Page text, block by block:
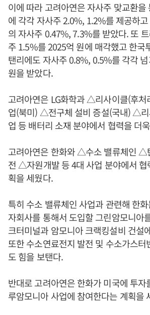
이에 따라 고려아연은 자사주 맞교환을
에 각각 자사주 2.0%, 1.2%를 제공하
의 자사주 0.47%, 7.3%를 받았다. 또
주 1.5%를 2025억 원에 매각했고 한국
탠리에도 자사주 0.8%, 0.5%를 각각
원을 받았다.
고려아연은 LG화학과 △리사이클(후처
업(북미) △전구체 설비 증설(국내) △
업 등 배터리 소재 분야에서 협력을 더
고려아연은 한화와 △수소 밸류체인
전 △자원개발 등 4대 사업 분야에서 협
획을 세웠다.
특히 수소 밸류체인 사업과 관련해 한
자회사를 통해서 도입할 그린암모니아
크터미널과 암모니아 크랙킹설비 건설
또한 수소연료전지 발전 및 수소가스터
도 힘을 보탠다.
반대로 고려아연은 한화가 미국에 투자
루암모니아 사업에 참여한다는 계획을